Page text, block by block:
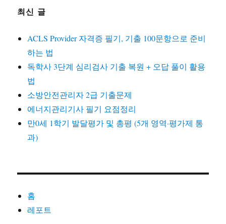
최신 글
ACLS Provider 자격증 필기, 기출 100문항으로 준비
하는 법
독학사 3단계 심리검사 기출 복원 + 오답 풀이 활용
법
소방안전관리자 2급 기출문제
에너지관리기사 필기 요점정리
만0세 1학기 발달평가 및 총평 (5개 영역·평가제 통
과)
홈
레포트